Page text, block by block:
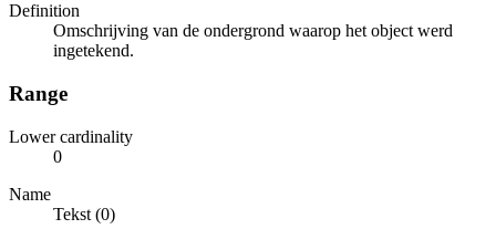
Definition
Omschrijving van de ondergrond waarop het object werd
ingetekend.
Range
Lower cardinality
0
Name
Tekst (0)